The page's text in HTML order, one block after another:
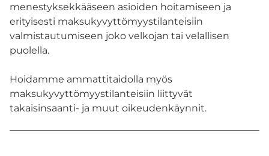
menestyksekkääseen asioiden hoitamiseen ja
erityisesti maksukyvyttömyystilanteisiin
valmistautumiseen joko velkojan tai velallisen
puolella.
Hoidamme ammattitaidolla myös
maksukyvyttömyystilanteisiin liittyvät
takaisinsaanti- ja muut oikeudenkäynnit.